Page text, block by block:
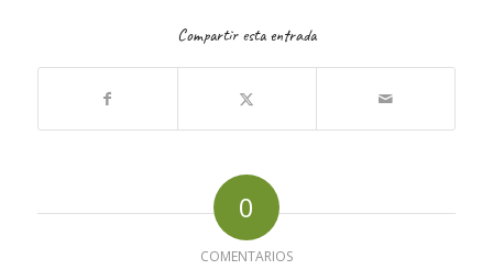
Compartir esta entrada
0
COMENTARIOS